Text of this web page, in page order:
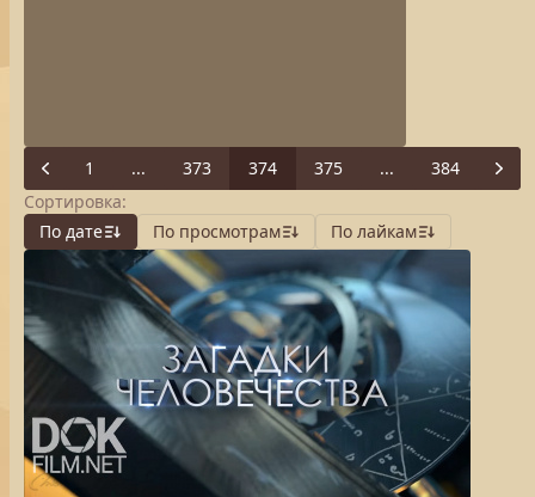
Previous
1 ... 373 374 375 ... 384
Next
Сортировка:
По дате
По просмотрам По лайкам